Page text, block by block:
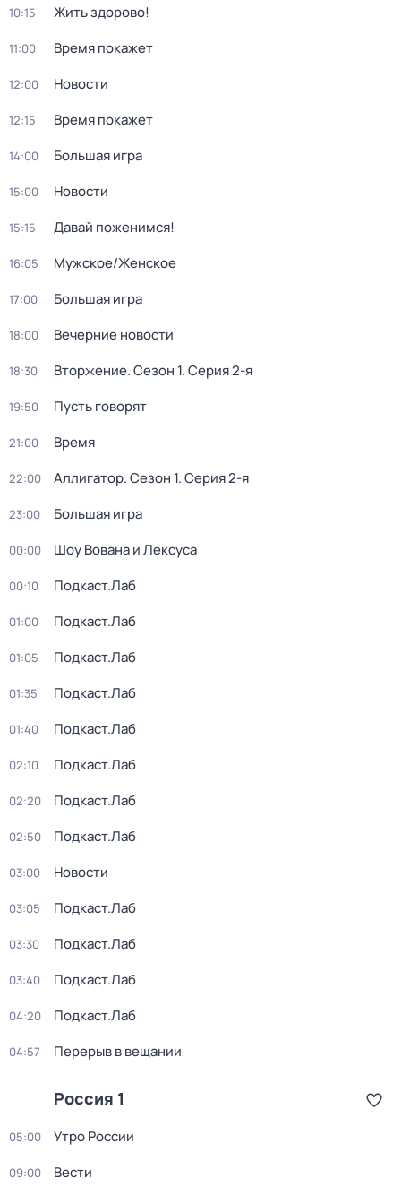
10:15 Жить здорово!
11:00 Время покажет
12:00 Новости
12:15 Время покажет
14:00 Большая игра
15:00 Новости
15:15 Давай поженимся!
16:05 Мужское/Женское
17:00 Большая игра
18:00 Вечерние новости
18:30 Вторжение. Сезон 1. Серия 2-я
19:50 Пусть говорят
21:00 Время
22:00 Аллигатор. Сезон 1. Серия 2-я
23:00 Большая игра
00:00 Шоу Вована и Лексуса
00:10 Подкаст.Лаб
01:00 Подкаст.Лаб
01:05 Подкаст.Лаб
01:35 Подкаст.Лаб
01:40 Подкаст.Лаб
02:10 Подкаст.Лаб
02:20 Подкаст.Лаб
02:50 Подкаст.Лаб
03:00 Новости
03:05 Подкаст.Лаб
03:30 Подкаст.Лаб
03:40 Подкаст.Лаб
04:20 Подкаст.Лаб
04:57 Перерыв в вещании
Россия 1
05:00 Утро России
09:00 Вести